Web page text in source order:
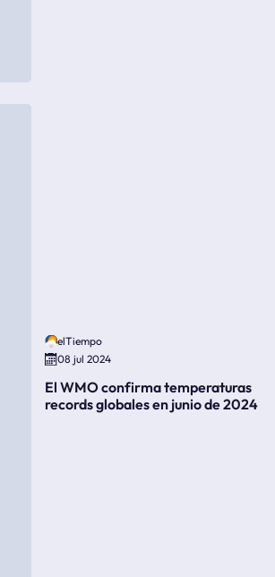
elTiempo
08 jul 2024
El WMO confirma temperaturas
records globales en junio de 2024